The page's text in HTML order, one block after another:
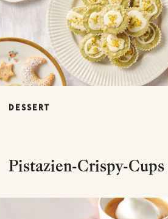
DESSERT
Pistazien-Crispy-Cups